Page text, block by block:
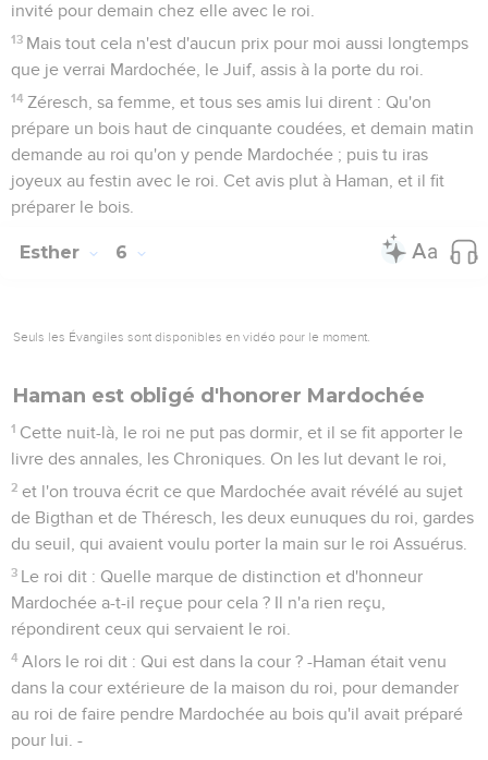
invité pour demain chez elle avec le roi.
13 Mais tout cela n'est d'aucun prix pour moi aussi longtemps
que je verrai Mardochée, le Juif, assis à la porte du roi.
14 Zéresch, sa femme, et tous ses amis lui dirent : Qu'on
prépare un bois haut de cinquante coudées, et demain matin
demande au roi qu'on y pende Mardochée ; puis tu iras
joyeux au festin avec le roi. Cet avis plut à Haman, et il fit
préparer le bois.
Esther 6
Seuls les Évangiles sont disponibles en vidéo pour le moment.
Haman est obligé d'honorer Mardochée
1 Cette nuit-là, le roi ne put pas dormir, et il se fit apporter le
livre des annales, les Chroniques. On les lut devant le roi,
2 et l'on trouva écrit ce que Mardochée avait révélé au sujet
de Bigthan et de Théresch, les deux eunuques du roi, gardes
du seuil, qui avaient voulu porter la main sur le roi Assuérus.
3 Le roi dit : Quelle marque de distinction et d'honneur
Mardochée a-t-il reçue pour cela ? Il n'a rien reçu,
répondirent ceux qui servaient le roi.
4 Alors le roi dit : Qui est dans la cour ? -Haman était venu
dans la cour extérieure de la maison du roi, pour demander
au roi de faire pendre Mardochée au bois qu'il avait préparé
pour lui. -